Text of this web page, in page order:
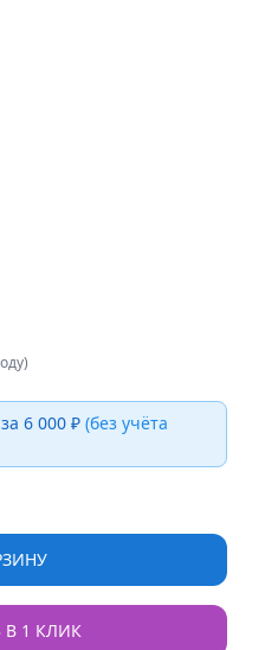
6 000 ₽ (без учёта
В 1 КЛИК